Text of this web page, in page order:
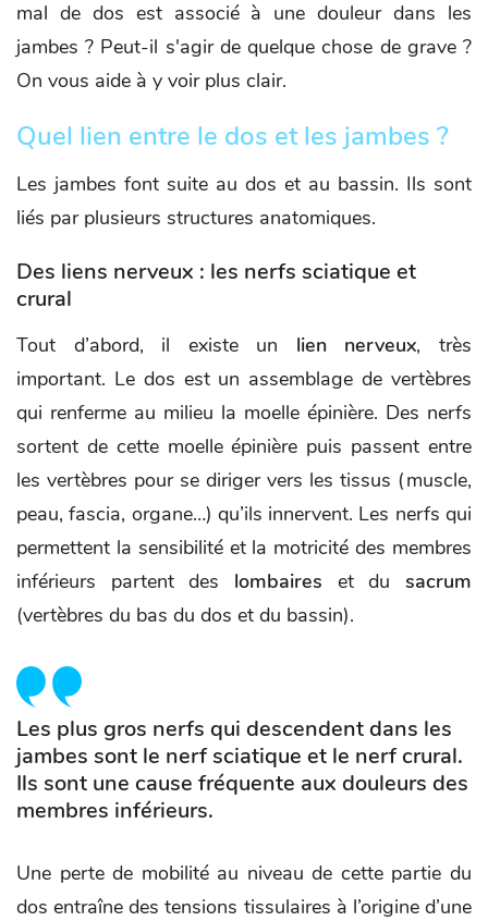
mal de dos est associé à une douleur dans les
jambes ? Peut-il s'agir de quelque chose de grave ?
On vous aide à y voir plus clair.
Quel lien entre le dos et les jambes ?
Les jambes font suite au dos et au bassin. Ils sont
liés par plusieurs structures anatomiques.
Des liens nerveux : les nerfs sciatique et
crural
Tout d’abord, il existe un lien nerveux, très
important. Le dos est un assemblage de vertèbres
qui renferme au milieu la moelle épinière. Des nerfs
sortent de cette moelle épinière puis passent entre
les vertèbres pour se diriger vers les tissus (muscle,
peau, fascia, organe…) qu’ils innervent. Les nerfs qui
permettent la sensibilité et la motricité des membres
inférieurs partent des lombaires et du sacrum
(vertèbres du bas du dos et du bassin).
Les plus gros nerfs qui descendent dans les
jambes sont le nerf sciatique et le nerf crural.
Ils sont une cause fréquente aux douleurs des
membres inférieurs.
Une perte de mobilité au niveau de cette partie du
dos entraîne des tensions tissulaires à l’origine d’une